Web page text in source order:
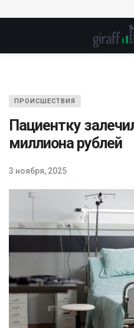
ПРОИСШЕСТВИЯ
Пациентку
миллиона рублей
3 ноября, 2025